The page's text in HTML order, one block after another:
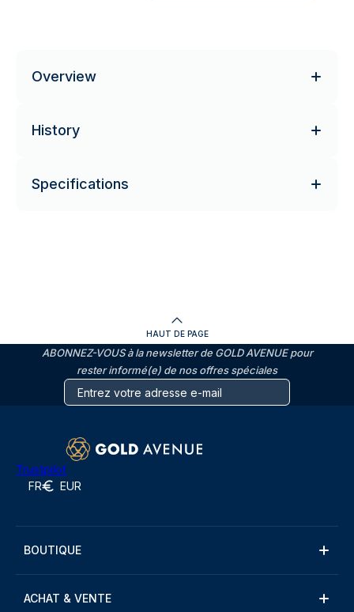
Overview
History
Specifications
HAUT DE PAGE
ABONNEZ-VOUS à la newsletter de GOLD AVENUE pour
rester informé(e) de nos offres spéciales
Trustpilot
FR EUR
BOUTIQUE
ACHAT & VENTE